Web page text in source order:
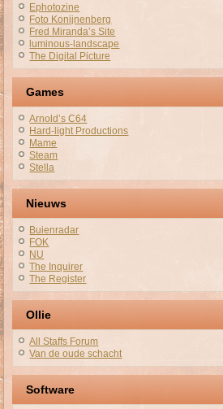
Ephotozine
Foto Konijnenberg
Fred Miranda’s Site
luminous-landscape
The Digital Picture
Games
Arnold’s C64
Hard-light Productions
Mame
Steam
Stella
Nieuws
Buienradar
FOK
NU
The Inquirer
The Register
Ollie
All Staffs Forum
Van de oude schacht
Software